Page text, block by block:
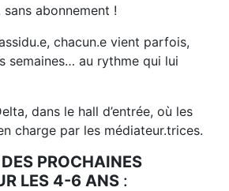
abonnement !
chacun.e vient parfois,
semaines… au rythme qui lui
dans le hall d’entrée, où les
charge par les médiateur.trices.
PROCHAINES
LES 4-6 ANS :